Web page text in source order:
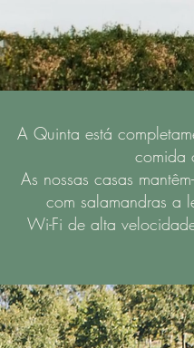
A Quinta está
comida
As nossas casas
com salamandras a
Wi-Fi de alta